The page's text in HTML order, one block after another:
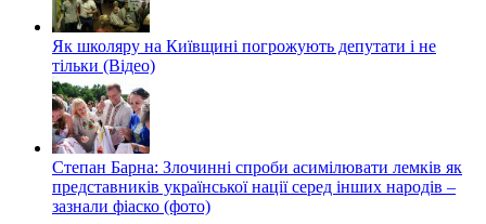
Як школяру на Київщині погрожують депутати і не
тільки (Відео)
Степан Барна: Злочинні спроби асимілювати лемків як
представників української нації серед інших народів –
зазнали фіаско (фото)